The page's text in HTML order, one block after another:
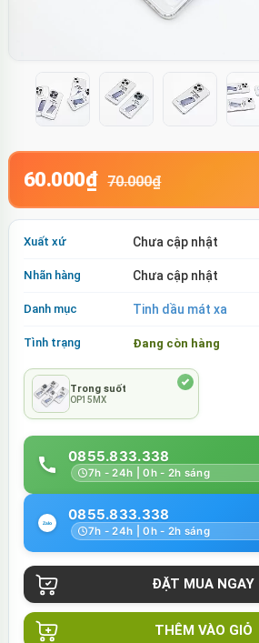
60.000₫ 70.000₫
Xuất xứ Chưa cập nhật
Nhãn hàng Chưa cập nhật
Danh mục Tinh dầu mát xa
Tình trạng Đang còn hàng
Trong suốt
OP15MX
0855.833.338
7h - 24h | 0h - 2h sáng
0855.833.338
7h - 24h | 0h - 2h sáng
THÊM VÀO GIỎ